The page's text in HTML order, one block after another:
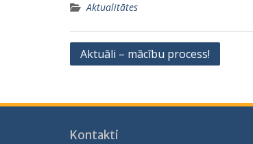
Aktualitātes
Ziņu
Aktuāli – mācību process!
Kontakti